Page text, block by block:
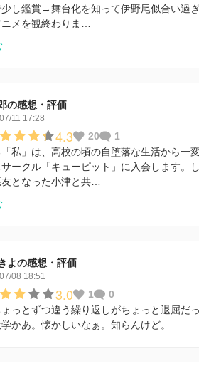
少し鑑賞→舞台化を知って伊野尾似合い過
メを観終わりま…
の感想・評価
11 17:28
4.3 20
1
私」は、高校の頃の自堕落な生活から一
ークル「キューピット」に入会します。
となった小津と共…
よの感想・評価
08 18:51
3.0 1
0
っとずつ違う繰り返しがちょっと退屈だ
かあ。懐かしいなぁ。知らんけど。